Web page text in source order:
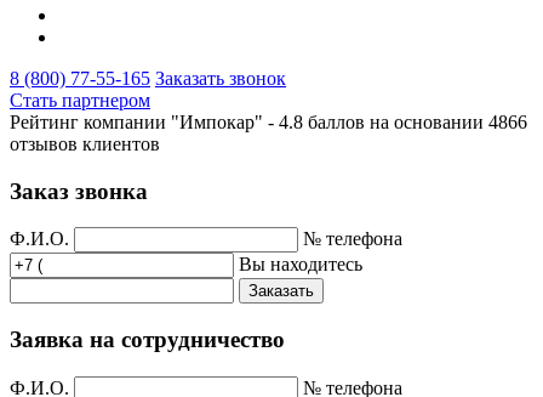
8 (800) 77-55-165 Заказать звонок
Стать партнером
Рейтинг компании "Импокар" - 4.8 баллов на основании 4866
отзывов клиентов
Заказ звонка
Ф.И.О.
№ телефона
Вы находитесь
Заказать
Заявка на сотрудничество
Ф.И.О.
№ телефона